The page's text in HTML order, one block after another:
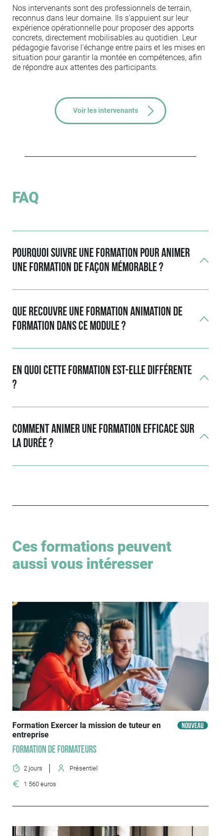
Nos intervenants sont des professionnels de terrain,
reconnus dans leur domaine. Ils s'appuient sur leur
expérience opérationnelle pour proposer des apports
concrets, directement mobilisables au quotidien. Leur
pédagogie favorise l'échange entre pairs et les mises en
situation pour garantir la montée en compétences, afin
de répondre aux attentes des participants.
Voir les intervenants
FAQ
Pourquoi suivre une formation pour animer
une formation de façon mémorable ?
Que recouvre une formation animation de
formation dans ce module ?
En quoi cette formation est-elle différente
?
Comment animer une formation efficace sur
la durée ?
Ces formations peuvent
aussi vous intéresser
Formation Exercer la mission de tuteur en
entreprise
Formation de formateurs
2 jours Présentiel
1 560 euros